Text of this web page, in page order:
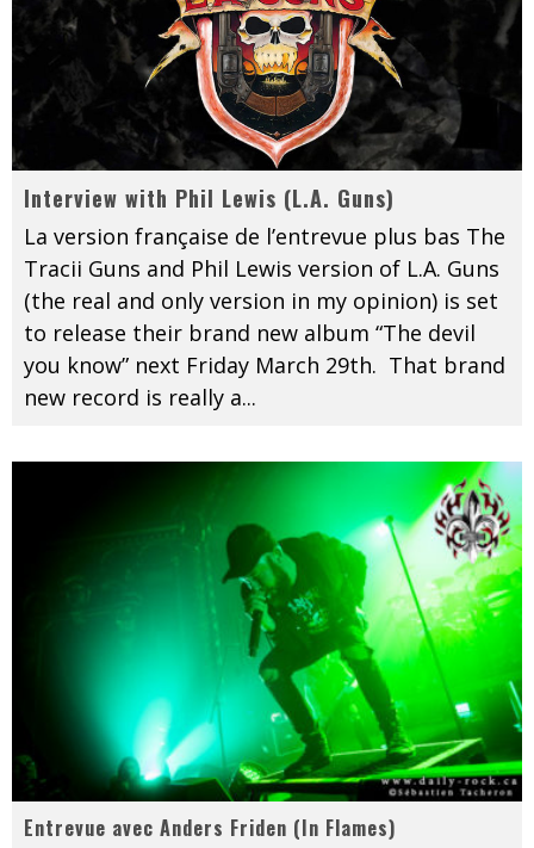
Interview with Phil Lewis (L.A. Guns)
La version française de l’entrevue plus bas The
Tracii Guns and Phil Lewis version of L.A. Guns
(the real and only version in my opinion) is set
to release their brand new album “The devil
you know” next Friday March 29th. That brand
new record is really a...
Entrevue avec Anders Friden (In Flames)